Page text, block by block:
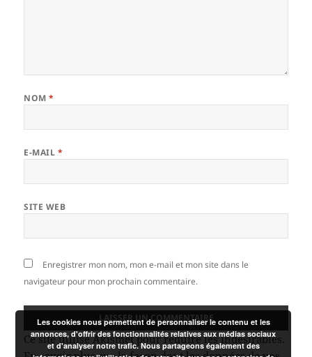
NOM*
E-MAIL *
SITE WEB
Enregistrer mon nom, mon e-mail et mon site dans le
navigateur pour mon prochain commentaire.
Ce site utilise Akismet pour réduire les indésirables.
Les cookies nous permettent de personnaliser le contenu et les
annonces, d'offrir des fonctionnalités relatives aux médias sociaux
et d'analyser notre trafic. Nous partageons également des